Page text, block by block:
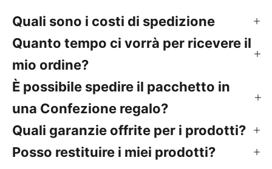
Quali sono i costi di spedizione
Quanto tempo ci vorrà per ricevere il
mio ordine?
È possibile spedire il pacchetto in
una Confezione regalo?
Quali garanzie offrite per i prodotti?
Posso restituire i miei prodotti?